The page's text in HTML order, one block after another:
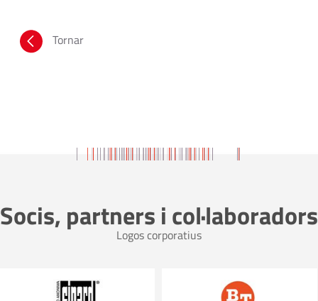
Tornar
Socis, partners i col·laboradors
Logos corporatius